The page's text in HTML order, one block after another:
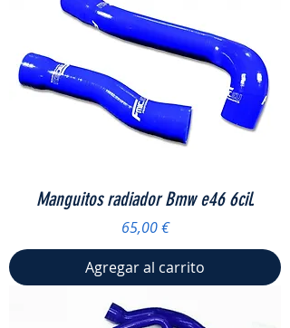
Manguitos radiador Bmw e46 6cil.
Precio
65,00 €
Agregar al carrito